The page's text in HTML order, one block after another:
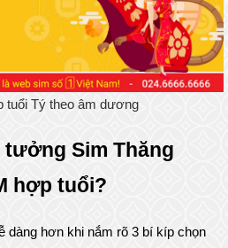
tuổi Tý theo âm dương
tưởng Sim Thăng
hợp tuổi?
dàng hơn khi nắm rõ 3 bí kíp chọn